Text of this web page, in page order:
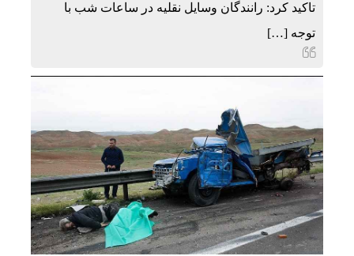
تاکید کرد: رانندگان وسایل نقلیه در ساعات شب با
توجه […]